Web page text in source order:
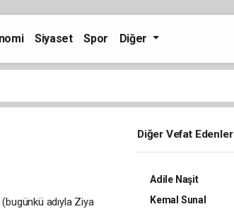
Siyaset Spor Diğer
adıyla Ziya
Diğer Vefat Edenler
Adile Naşit
Kemal Sunal